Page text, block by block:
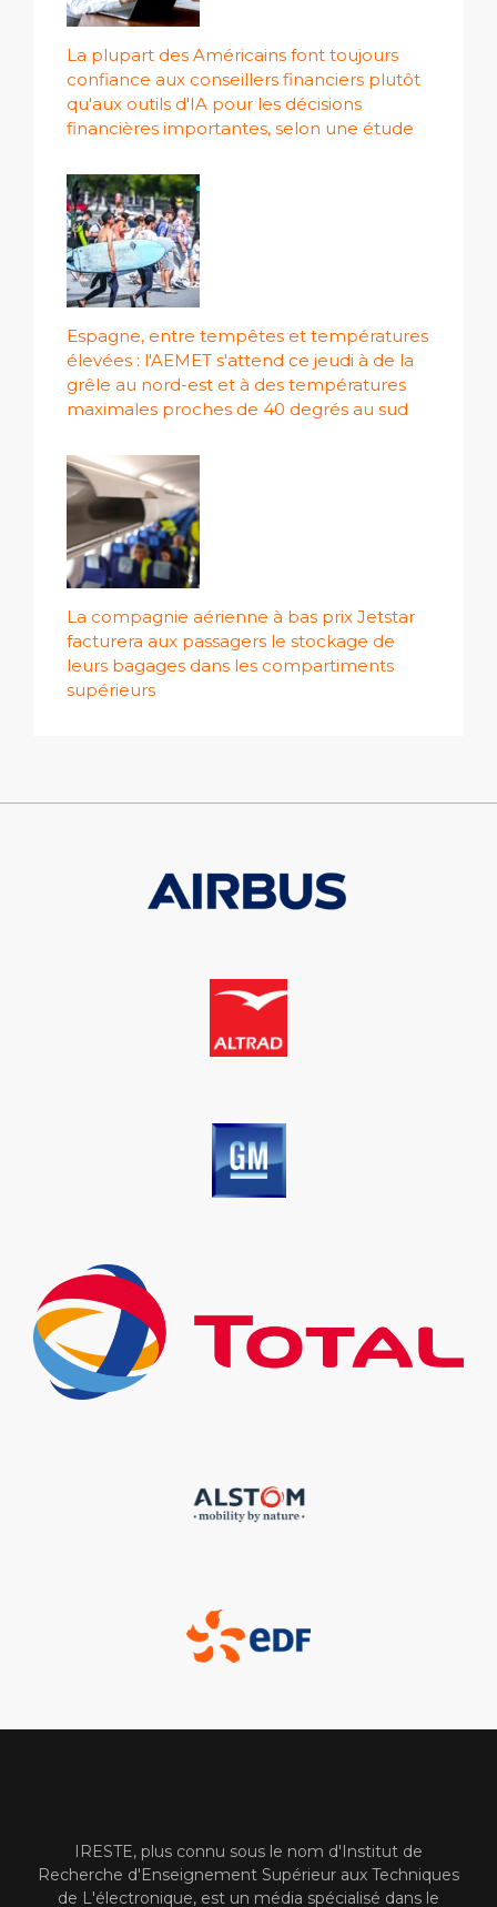
La plupart des Américains font toujours
confiance aux conseillers financiers plutôt
qu'aux outils d'IA pour les décisions
financières importantes, selon une étude
Espagne, entre tempêtes et températures
élevées : l'AEMET s'attend ce jeudi à de la
grêle au nord-est et à des températures
maximales proches de 40 degrés au sud
La compagnie aérienne à bas prix Jetstar
facturera aux passagers le stockage de
leurs bagages dans les compartiments
supérieurs
IRESTE, plus connu sous le nom d'Institut de
Recherche d'Enseignement Supérieur aux Techniques
de L'électronique, est un média spécialisé dans le